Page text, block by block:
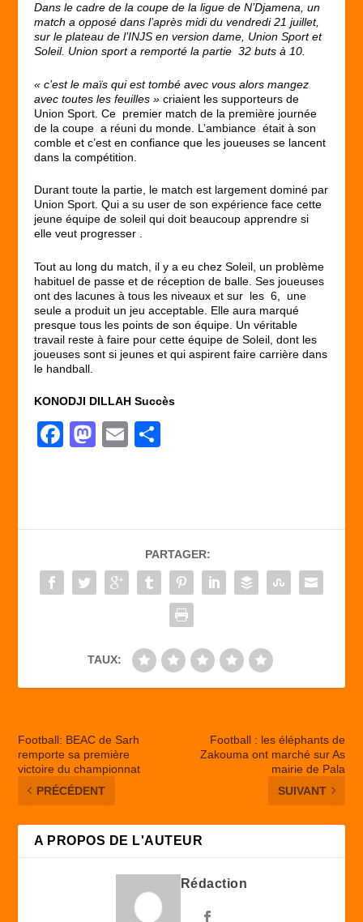
Dans le cadre de la coupe de la ligue de N’Djamena, un
match a opposé dans l’après midi du vendredi 21 juillet,
sur le plateau de l’INJS en version dame, Union Sport et
Soleil. Union sport a remporté la partie 32 buts à 10.
« c’est le maïs qui est tombé avec vous alors mangez
avec toutes les feuilles »criaient les supporteurs de
Union Sport. Ce premier match de la première journée
de la coupe a réuni du monde. L’ambiance était à son
comble et c’est en confiance que les joueuses se lancent
dans la compétition.
Durant toute la partie, le match est largement dominé par
Union Sport. Qui a su user de son expérience face cette
jeune équipe de soleil qui doit beaucoup apprendre si
elle veut progresser .
Tout au long du match, il y a eu chez Soleil, un problème
habituel de passe et de réception de balle. Ses joueuses
ont des lacunes à tous les niveaux et sur les 6, une
seule a produit un jeu acceptable. Elle aura marqué
presque tous les points de son équipe. Un véritable
travail reste à faire pour cette équipe de Soleil, dont les
joueuses sont si jeunes et qui aspirent faire carrière dans
le handball.
KONODJI DILLAH Succès
F
b
o
o
M
d
o
n
E
er
PARTAGER:
TAUX:
Football: BEAC de Sarh
remporte sa première
victoire du championnat
PRÉCÉDENT
Football : les éléphants de
Zakouma ont marché sur As
mairie de Pala
SUIVANT
A PROPOS DE L'AUTEUR
Rédaction